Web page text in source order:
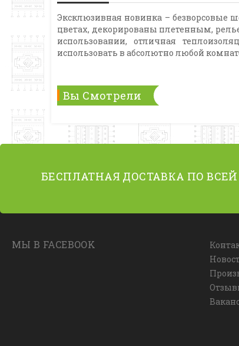
Эксклюзивная новинка –
цветах, декорированы плетенным,
использовании, отличная
использовать в абсолютно любой
Вы Смотрели
БЕСПЛАТНАЯ ДОСТАВКА ПО
МЫ В FACEBOOK